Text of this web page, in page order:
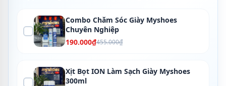
Combo Chăm Sóc Giày Myshoes
Chuyên Nghiệp
190.000₫455.000₫
Xịt Bọt ION Làm Sạch Giày Myshoes
300ml